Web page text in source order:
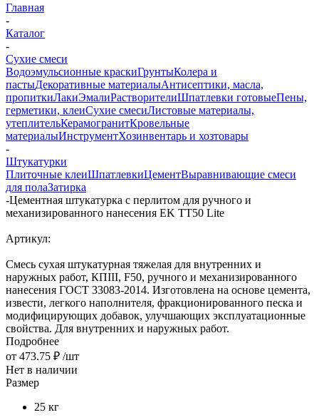
Главная
-
Каталог
-
Сухие смеси
Водоэмульсионные краскиГрунтыКолера и
пастыДекоративные материалыАнтисептики, масла,
пропиткиЛакиЭмалиРастворителиШпатлевки готовыеПены,
герметики, клеиСухие смесиЛистовые материалы,
утеплительКерамогранитКровельные
материалыИнструментХозинвентарь и хозтовары
-
Штукатурки
Плиточные клеиШпатлевкиЦементВыравнивающие смеси
для полаЗатирка
-Цементная штукатурка с перлитом для ручного и
механизированного нанесения EK TT50 Lite
Артикул:
Смесь сухая штукатурная тяжелая для внутренних и
наружных работ, КПIII, F50, ручного и механизированного
нанесения ГОСТ 33083-2014. Изготовлена на основе цемента,
извести, легкого наполнителя, фракционированного песка и
модифицирующих добавок, улучшающих эксплуатационные
свойства. Для внутренних и наружных работ.
Подробнее
от 473.75 ₽ /шт
Нет в наличии
Размер
25 кг